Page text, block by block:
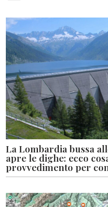
La Lombardia bussa
apre le dighe: ecco
provvedimento per